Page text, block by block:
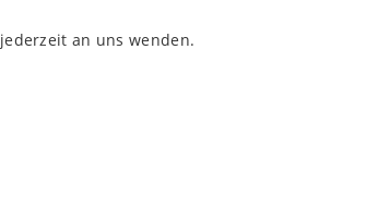
an uns wenden.